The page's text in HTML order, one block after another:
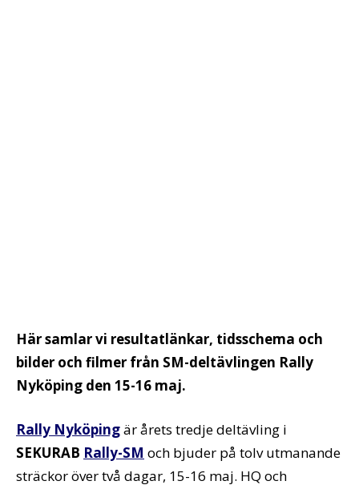
Här samlar vi resultatlänkar, tidsschema och
bilder och filmer från SM-deltävlingen Rally
Nyköping den 15-16 maj.
Rally Nyköpingär årets tredje deltävling i
SEKURAB Rally-SM och bjuder på tolv utmanande
sträckor över två dagar, 15-16 maj. HQ och